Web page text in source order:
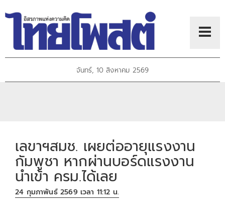
จันทร์, 10 สิงหาคม 2569
เลขาฯสมช. เผยต่ออายุแรงงาน
กัมพูชา หากผ่านบอร์ดแรงงาน
นำเข้า ครม.ได้เลย
24 กุมภาพันธ์ 2569 เวลา 11:12 น.